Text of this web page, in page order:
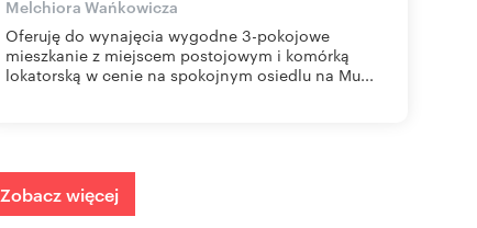
Melchiora Wańkowicza
Oferuję do wynajęcia wygodne 3-pokojowe
mieszkanie z miejscem postojowym i komórką
lokatorską w cenie na spokojnym osiedlu na Mu...
Zobacz więcej